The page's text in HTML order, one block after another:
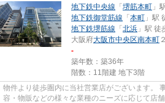
地下鉄中央線 「堺筋本町 」
地下鉄御堂筋線 「本町 」駅
地下鉄堺筋線 「北浜 」駅 徒
大阪府大阪市中央区南本町
-
築年数：築36年
階数：11階建 地下3階
物件より徒歩圏内に当社営業店がございます。
容・物販などの様々な業種のニーズに応じて店